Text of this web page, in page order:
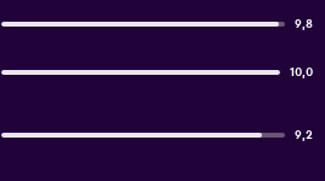
9,8
10,0
9,2